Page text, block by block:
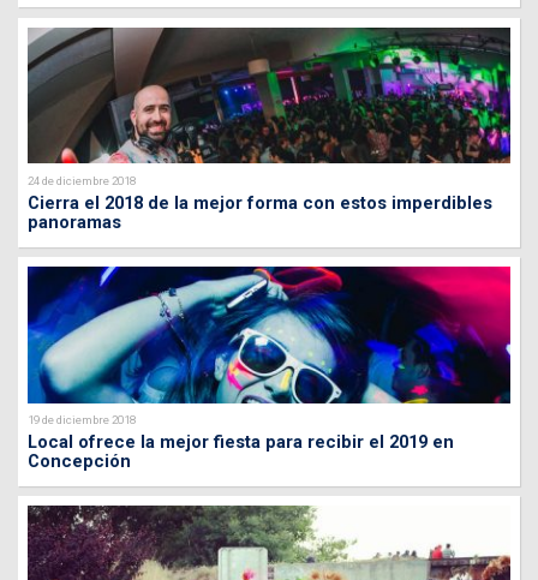
24 de diciembre 2018
Cierra el 2018 de la mejor forma con estos imperdibles
panoramas
19 de diciembre 2018
Local ofrece la mejor fiesta para recibir el 2019 en
Concepción